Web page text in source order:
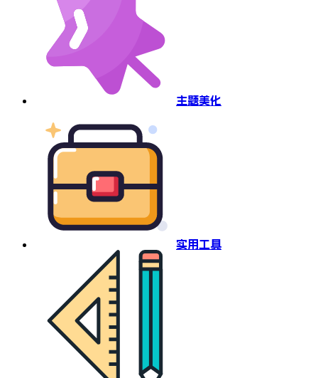
主题美化
实用工具